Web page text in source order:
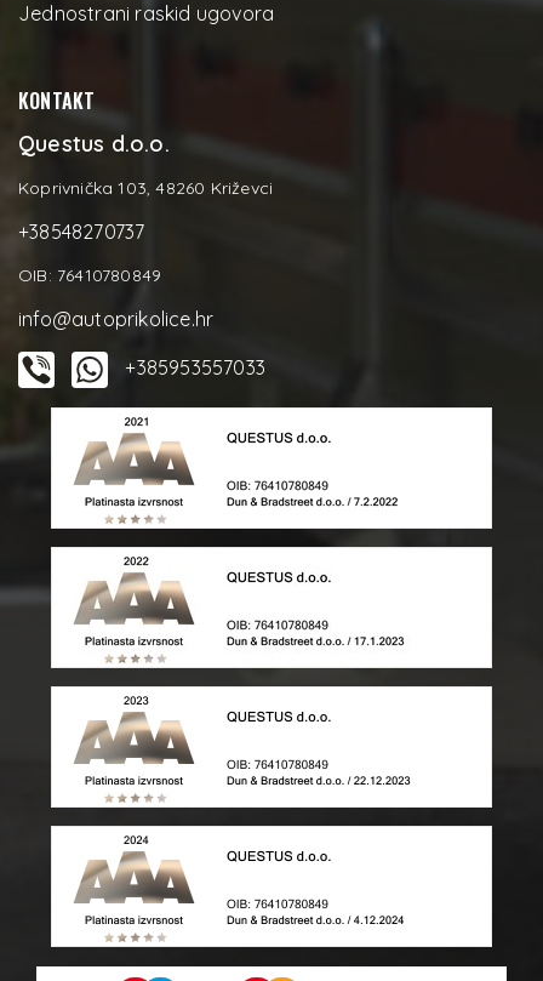
Jednostrani raskid ugovora
KONTAKT
Questus d.o.o.
Koprivnička 103, 48260 Križevci
+38548270737
OIB: 76410780849
info@autoprikolice.hr
+385953557033